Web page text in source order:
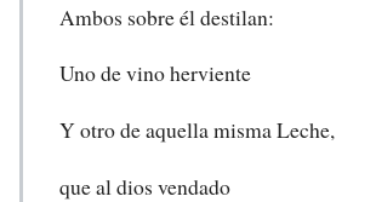
Ambos sobre él destilan:
Uno de vino herviente
Y otro de aquella misma Leche,
que al dios vendado